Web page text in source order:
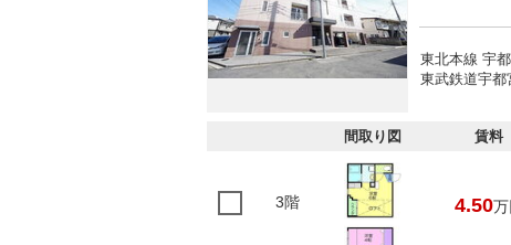
東北本線 宇
東武鉄道宇都
間取り図 賃料
3階 4.50万